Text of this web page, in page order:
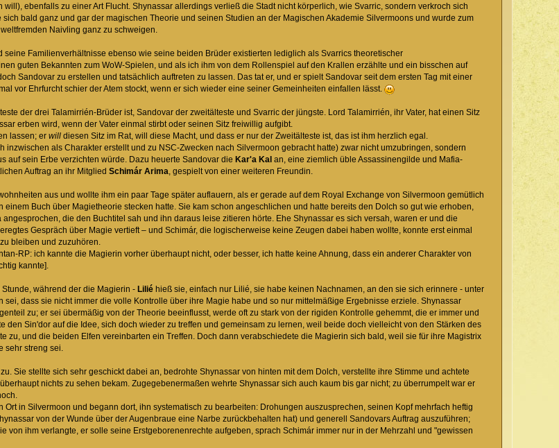
ebenfalls zu einer Art Flucht. Shynassar allerdings verließ die Stadt nicht körperlich, wie Svarric, sondern verkroch sich
bald ganz und gar der magischen Theorie und seinen Studien an der Magischen Akademie Silvermoons und wurde zum
Naivling ganz zu schweigen.
seine Familienverhältnisse ebenso wie seine beiden Brüder existierten lediglich als Svarrics theoretischer
guten Bekannten zum WoW-Spielen, und als ich ihm von dem Rollenspiel auf den Krallen erzählte und ein bisschen auf
Sandovar zu erstellen und tatsächlich auftreten zu lassen. Das tat er, und er spielt Sandovar seit dem ersten Tag mit einer
vor Ehrfurcht schier der Atem stockt, wenn er sich wieder eine seiner Gemeinheiten einfallen lässt.
der drei Talamirrién-Brüder ist, Sandovar der zweitälteste und Svarric der jüngste. Lord Talamirrién, ihr Vater, hat einen Sitz
erben wird, wenn der Vater einmal stirbt oder seinen Sitz freiwillig aufgibt.
lassen; er willdiesen Sitz im Rat, will diese Macht, und dass er nur der Zweitälteste ist, das ist ihm herzlich egal.
inzwischen als Charakter erstellt und zu NSC-Zwecken nach Silvermoon gebracht hatte) zwar nicht umzubringen, sondern
auf sein Erbe verzichten würde. Dazu heuerte Sandovar die Kar'a Kalan, eine ziemlich üble Assassinengilde und Mafia-
Auftrag an ihr Mitglied Schimár Arima, gespielt von einer weiteren Freundin.
aus und wollte ihm ein paar Tage später auflauern, als er gerade auf dem Royal Exchange von Silvermoon gemütlich
Buch über Magietheorie stecken hatte. Sie kam schon angeschlichen und hatte bereits den Dolch so gut wie erhoben,
die den Buchtitel sah und ihn daraus leise zitieren hörte. Ehe Shynassar es sich versah, waren er und die
Gespräch über Magie vertieft – und Schimár, die logischerweise keine Zeugen dabei haben wollte, konnte erst einmal
bleiben und zuzuhören.
RP: ich kannte die Magierin vorher überhaupt nicht, oder besser, ich hatte keine Ahnung, dass ein anderer Charakter von
kannte].
während der die Magierin - Liliéhieß sie, einfach nur Lilié, sie habe keinen Nachnamen, an den sie sich erinnere - unter
dass sie nicht immer die volle Kontrolle über ihre Magie habe und so nur mittelmäßige Ergebnisse erziele. Shynassar
zu; er sei übermäßig von der Theorie beeinflusst, werde oft zu stark von der rigiden Kontrolle gehemmt, die er immer und
den Sin'dor auf die Idee, sich doch wieder zu treffen und gemeinsam zu lernen, weil beide doch vielleicht von den Stärken des
zu, und die beiden Elfen vereinbarten ein Treffen. Doch dann verabschiedete die Magierin sich bald, weil sie für ihre Magistrix
sehr streng sei.
Sie stellte sich sehr geschickt dabei an, bedrohte Shynassar von hinten mit dem Dolch, verstellte ihre Stimme und achtete
nichts zu sehen bekam. Zugegebenermaßen wehrte Shynassar sich auch kaum bis gar nicht; zu überrumpelt war er
in Silvermoon und begann dort, ihn systematisch zu bearbeiten: Drohungen auszusprechen, seinen Kopf mehrfach heftig
von der Wunde über der Augenbraue eine Narbe zurückbehalten hat) und generell Sandovars Auftrag auszuführen;
von ihm verlangte, er solle seine Erstgeborenenrechte aufgeben, sprach Schimár immer nur in der Mehrzahl und "gewissen